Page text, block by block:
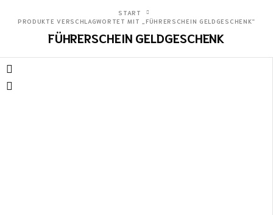
FÜHRERSCHEIN GELDGESCHENK
START
PRODUKTE VERSCHLAGWORTET MIT „FÜHRERSCHEIN GELDGESCHENK“